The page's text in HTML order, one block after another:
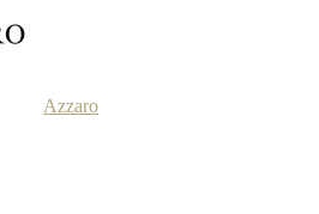
Azzaro